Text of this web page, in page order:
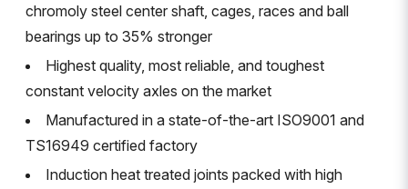
chromoly steel center shaft, cages, races and ball
bearings up to 35% stronger
Highest quality, most reliable, and toughest
constant velocity axles on the market
Manufactured in a state-of-the-art ISO9001 and
TS16949 certified factory
Induction heat treated joints packed with high